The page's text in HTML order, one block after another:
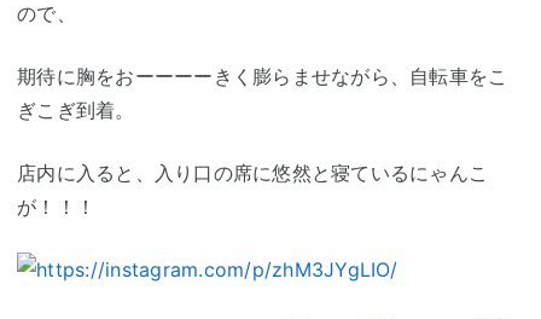
ので、
期待に胸をおーーーーきく膨らませながら、自転車をこ
ぎこぎ到着。
店内に入ると、入り口の席に悠然と寝ているにゃんこ
が！！！